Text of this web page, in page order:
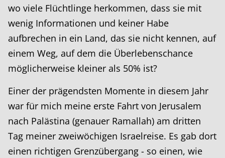
wo viele Flüchtlinge herkommen, dass sie mit
wenig Informationen und keiner Habe
aufbrechen in ein Land, das sie nicht kennen, auf
einem Weg, auf dem die Überlebenschance
möglicherweise kleiner als 50% ist?
Einer der prägendsten Momente in diesem Jahr
war für mich meine erste Fahrt von Jerusalem
nach Palästina (genauer Ramallah) am dritten
Tag meiner zweiwöchigen Israelreise. Es gab dort
einen richtigen Grenzübergang - so einen, wie